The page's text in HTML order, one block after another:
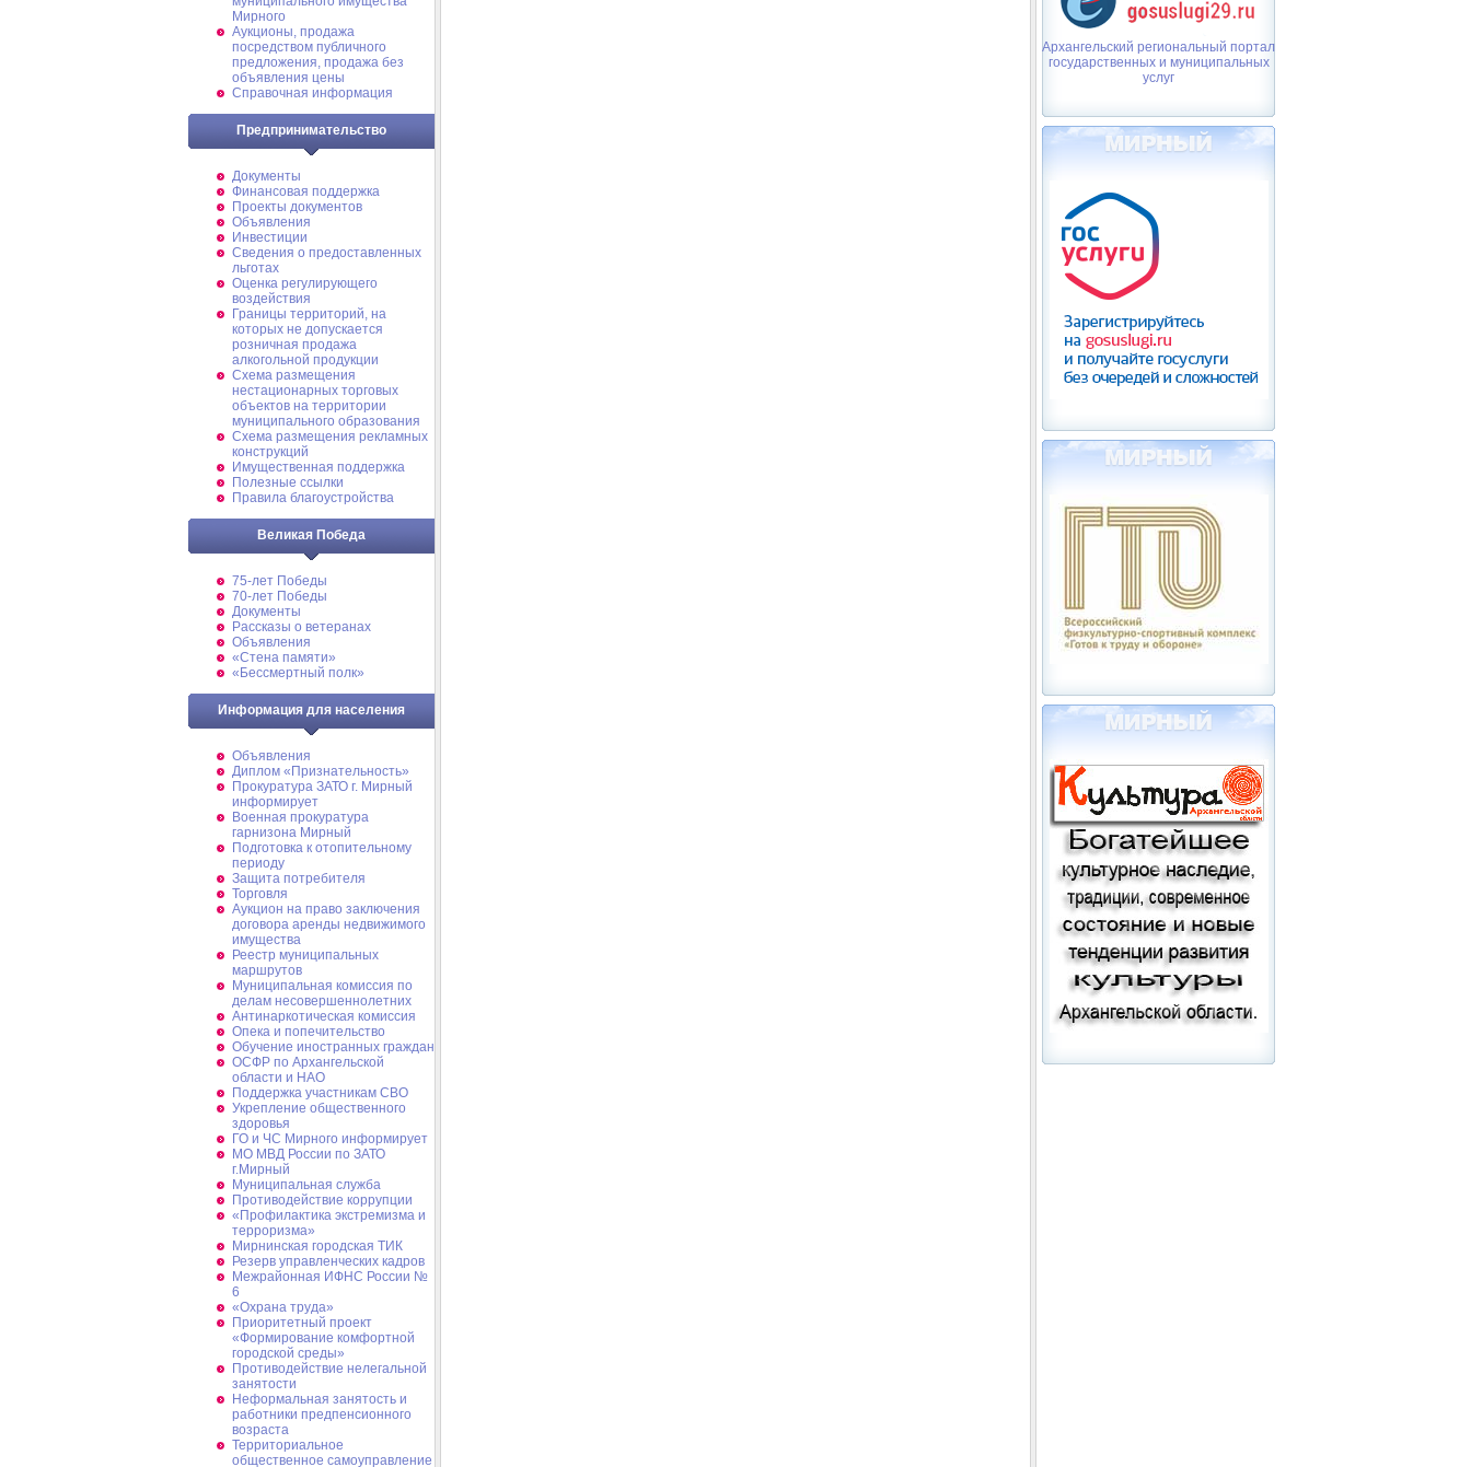
Мирного
Аукционы, продажа
посредством публичного
предложения, продажа без
объявления цены
Справочная информация
Предпринимательство
Документы
Финансовая поддержка
Проекты документов
Объявления
Инвестиции
Сведения о предоставленных
льготах
Оценка регулирующего
воздействия
Границы территорий, на
которых не допускается
розничная продажа
алкогольной продукции
Схема размещения
нестационарных торговых
объектов на территории
муниципального образования
Схема размещения рекламных
конструкций
Имущественная поддержка
Полезные ссылки
Правила благоустройства
Великая Победа
75-лет Победы
70-лет Победы
Документы
Рассказы о ветеранах
Объявления
«Стена памяти»
«Бессмертный полк»
Информация для населения
Объявления
Диплом «Признательность»
Прокуратура ЗАТО г. Мирный
информирует
Военная прокуратура
гарнизона Мирный
Подготовка к отопительному
периоду
Защита потребителя
Торговля
Аукцион на право заключения
договора аренды недвижимого
имущества
Реестр муниципальных
маршрутов
Муниципальная комиссия по
делам несовершеннолетних
Антинаркотическая комиссия
Опека и попечительство
Обучение иностранных граждан
ОСФР по Архангельской
области и НАО
Поддержка участникам СВО
Укрепление общественного
здоровья
ГО и ЧС Мирного информирует
МО МВД России по ЗАТО
г.Мирный
Муниципальная cлужба
Противодействие коррупции
«Профилактика экстремизма и
терроризма»
Мирнинская городская ТИК
Резерв управленческих кадров
Межрайонная ИФНС России №
6
«Охрана труда»
Приоритетный проект
«Формирование комфортной
городской среды»
Противодействие нелегальной
занятости
Неформальная занятость и
работники предпенсионного
возраста
Территориальное
общественное самоуправление
Архангельский региональный портал
государственных и муниципальных
услуг